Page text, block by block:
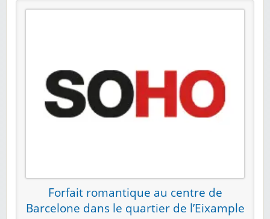
Forfait romantique au centre de
Barcelone dans le quartier de l’Eixample